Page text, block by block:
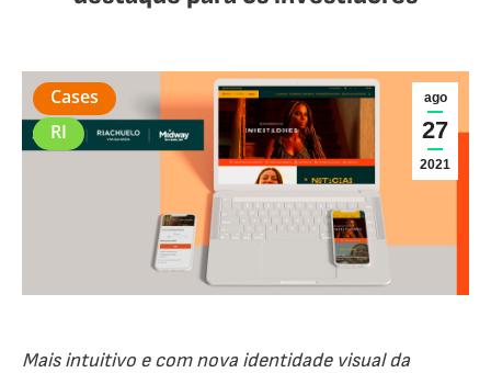
ago
27
2021
Cases
RI
Mais intuitivo e com nova identidade visual da